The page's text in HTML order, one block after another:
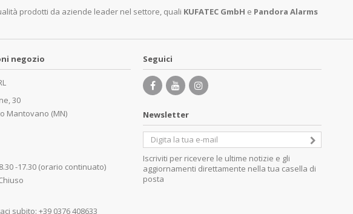
prodotti da aziende leader nel settore, quali KUFATEC GmbH e Pandora Alarms
negozio
30
Mantovano (MN)
-17.30 (orario continuato)
subito: +39 0376 408633
Seguici
Newsletter
Iscriviti per ricevere le ultime notizie e gli
aggiornamenti direttamente nella tua casella di
posta